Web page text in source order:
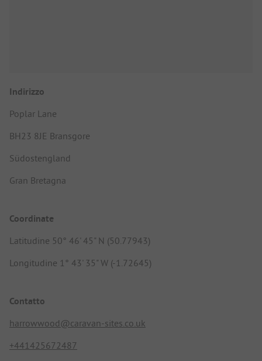
Indirizzo
Poplar Lane
BH23 8JE Bransgore
Südostengland
Gran Bretagna
Coordinate
Latitudine 50° 46' 45" N (50.77943)
Longitudine 1° 43' 35" W (-1.72645)
Contatto
harrowwood@caravan-sites.co.uk
+441425672487